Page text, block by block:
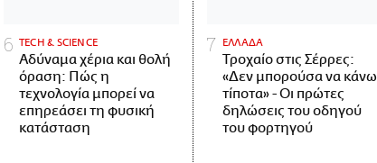
ΤECH & SCIENCE
Αδύναμα χέρια και θολή
όραση: Πώς η
τεχνολογία μπορεί να
επηρεάσει τη φυσική
κατάσταση
ΕΛΛΑΔΑ
Τροχαίο στις Σέρρες:
«Δεν μπορούσα να κάνω
τίποτα» - Οι πρώτες
δηλώσεις του οδηγού
του φορτηγού